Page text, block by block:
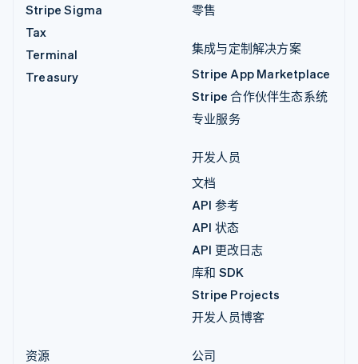
Stripe Sigma
Tax
Terminal
Treasury
零售
集成与定制解决方案
Stripe App Marketplace
Stripe 合作伙伴生态系统
专业服务
开发人员
文档
API 参考
API 状态
API 更改日志
库和 SDK
Stripe Projects
开发人员博客
资源
公司